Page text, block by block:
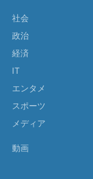
社会
政治
経済
IT
エンタメ
スポーツ
メディア
動画